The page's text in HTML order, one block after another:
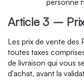
personne
Article 3 –
Les prix de vente des
toutes taxes
de livraison qui vous
d'achat, avant la